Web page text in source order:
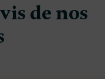
de nos